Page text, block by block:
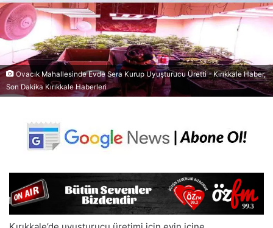
Ovacık Mahallesinde Evde Sera Kurup Uyuşturucu Üretti - Kırıkkale Haber,
Son Dakika Kırıkkale Haberleri